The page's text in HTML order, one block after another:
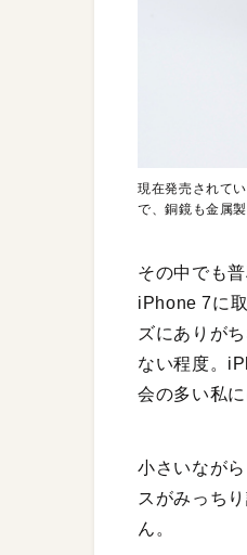
現在発売されて
で、銅鏡も金属
その中でも
iPhone 7に
ズにありが
ない程度。
会の多い私
小さいなが
スがみっち
ん。